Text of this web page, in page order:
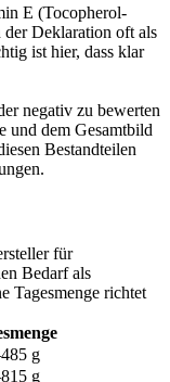
E (Tocopherol-
Deklaration oft als
ist hier, dass klar
negativ zu bewerten
und dem Gesamtbild
Bestandteilen
für
Bedarf als
Tagesmenge richtet
g
g